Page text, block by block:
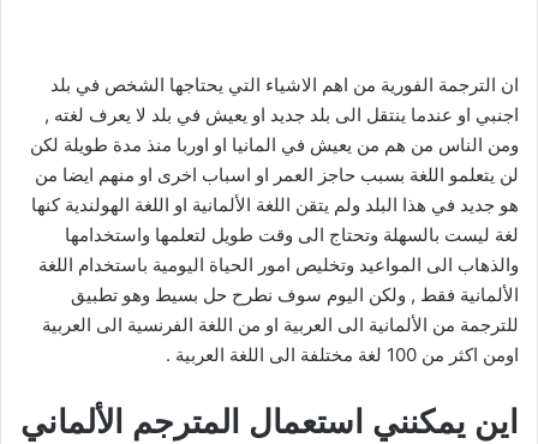
ان الترجمة الفورية من اهم الاشياء التي يحتاجها الشخص في بلد
اجنبي او عندما ينتقل الى بلد جديد او يعيش في بلد لا يعرف لغته ,
ومن الناس من هم من يعيش في المانيا او اوربا منذ مدة طويلة لكن
لن يتعلمو اللغة بسبب حاجز العمر او اسباب اخرى او منهم ايضا من
هو جديد في هذا البلد ولم يتقن اللغة الألمانية او اللغة الهولندية كنها
لغة ليست بالسهلة وتحتاج الى وقت طويل لتعلمها واستخدامها
والذهاب الى المواعيد وتخليص امور الحياة اليومية باستخدام اللغة
الألمانية فقط , ولكن اليوم سوف نطرح حل بسيط وهو تطبيق
للترجمة من الألمانية الى العربية او من اللغة الفرنسية الى العربية
اومن اكثر من 100 لغة مختلفة الى اللغة العربية .
اين يمكنني استعمال المترجم الألماني